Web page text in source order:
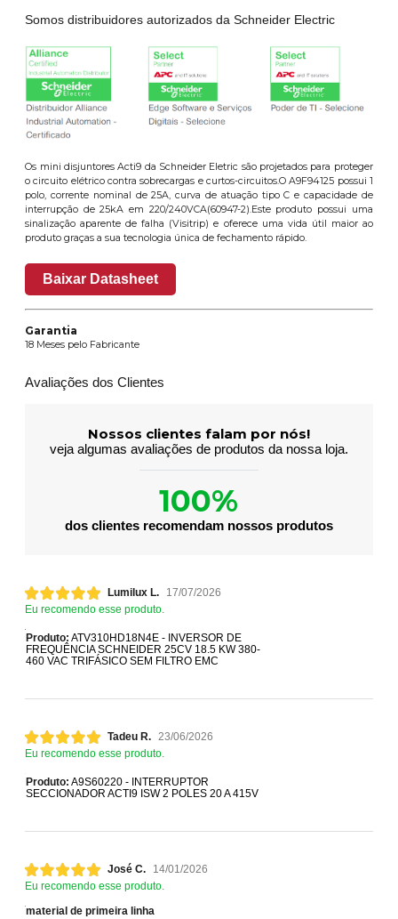
Somos distribuidores autorizados da Schneider Electric
Os mini disjuntores Acti9 da Schneider Eletric são projetados para proteger
o circuito elétrico contra sobrecargas e curtos-circuitos.O A9F94125 possui 1
polo, corrente nominal de 25A, curva de atuação tipo C e capacidade de
interrupção de 25kA em 220/240VCA(60947-2).Este produto possui uma
sinalização aparente de falha (Visitrip) e oferece uma vida útil maior ao
produto graças a sua tecnologia única de fechamento rápido.
Baixar Datasheet
Garantia
18 Meses pelo Fabricante
Avaliações dos Clientes
Nossos clientes falam por nós!
veja algumas avaliações de produtos da nossa loja.
100%
dos clientes recomendam nossos produtos
Lumilux L.
17/07/2026
Eu recomendo esse produto.
Produto: ATV310HD18N4E - INVERSOR DE
FREQUÊNCIA SCHNEIDER 25CV 18.5 KW 380-
460 VAC TRIFÁSICO SEM FILTRO EMC
Tadeu R. 23/06/2026
Eu recomendo esse produto.
Produto: A9S60220 - INTERRUPTOR
SECCIONADOR ACTI9 ISW 2 POLES 20 A 415V
José C.
14/01/2026
Eu recomendo esse produto.
material de primeira linha